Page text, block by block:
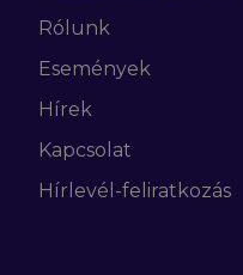
Rólunk
Események
Hírek
Kapcsolat
Hírlevél-feliratkozás